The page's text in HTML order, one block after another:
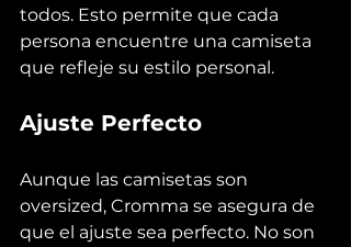
todos. Esto permite que cada
persona encuentre una camiseta
que refleje su estilo personal.
Ajuste Perfecto
Aunque las camisetas son
oversized, Cromma se asegura de
que el ajuste sea perfecto. No son